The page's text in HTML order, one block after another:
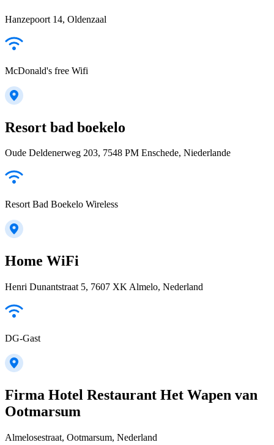
Hanzepoort 14, Oldenzaal
McDonald's free Wifi
Resort bad boekelo
Oude Deldenerweg 203, 7548 PM Enschede, Niederlande
Resort Bad Boekelo Wireless
Home WiFi
Henri Dunantstraat 5, 7607 XK Almelo, Nederland
DG-Gast
Firma Hotel Restaurant Het Wapen van
Ootmarsum
Almelosestraat, Ootmarsum, Nederland